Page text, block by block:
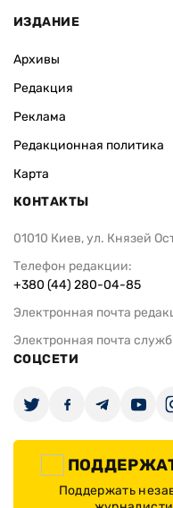
ИЗДАНИЕ
Архивы
Редакция
Реклама
Редакционная политика
Карта
КОНТАКТЫ
01010 Киев, ул. Князей
Телефон редакции:
+380 (44) 280-04-85
Электронная почта
Электронная почта
СОЦСЕТИ
Поддержать